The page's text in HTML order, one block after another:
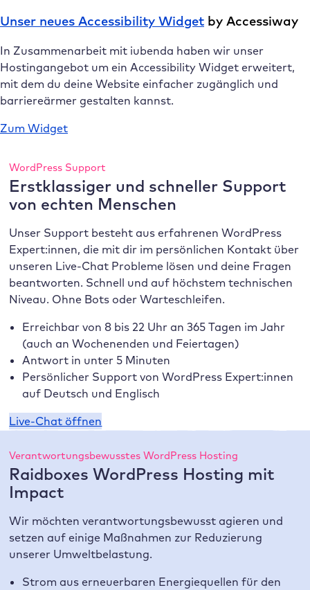
Unser neues Accessibility Widget by Accessiway
In Zusammenarbeit mit iubenda haben wir unser
Hostingangebot um ein Accessibility Widget erweitert,
mit dem du deine Website einfacher zugänglich und
barriereärmer gestalten kannst.
Zum Widget
WordPress Support
Erstklassiger und schneller Support
von echten Menschen
Unser Support besteht aus erfahrenen WordPress
Expert:innen, die mit dir im persönlichen Kontakt über
unseren Live-Chat Probleme lösen und deine Fragen
beantworten. Schnell und auf höchstem technischen
Niveau. Ohne Bots oder Warteschleifen.
Erreichbar von 8 bis 22 Uhr an 365 Tagen im Jahr
(auch an Wochenenden und Feiertagen)
Antwort in unter 5 Minuten
Persönlicher Support von WordPress Expert:innen
auf Deutsch und Englisch
Live-Chat öffnen
Verantwortungsbewusstes WordPress Hosting
Raidboxes WordPress Hosting mit
Impact
Wir möchten verantwortungsbewusst agieren und
setzen auf einige Maßnahmen zur Reduzierung
unserer Umweltbelastung.
Strom aus erneuerbaren Energiequellen für den